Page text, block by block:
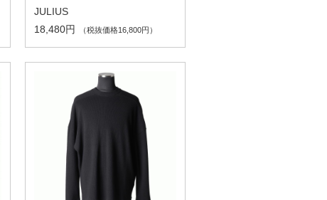
JULIUS
18,480円
（税抜価格16,800円）